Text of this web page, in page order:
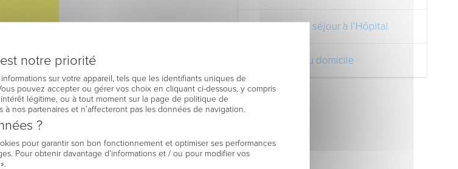
Pendant votre séjour à l’Hôpital
Votre retour au domicile
notre priorité
sur votre appareil, tels que les identifiants uniques de
pouvez accepter ou gérer vos choix en cliquant ci-dessous, y compris
légitime, ou à tout moment sur la page de politique de
nos partenaires et n’affecteront pas les données de navigation.
?
pour garantir son bon fonctionnement et optimiser ses performances
Pour obtenir davantage d'informations et / ou pour modifier vos